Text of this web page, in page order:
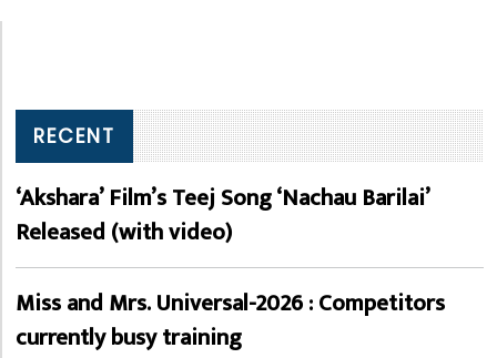
RECENT
‘Akshara’ Film’s Teej Song ‘Nachau Barilai’
Released (with video)
Miss and Mrs. Universal-2026 : Competitors
currently busy training